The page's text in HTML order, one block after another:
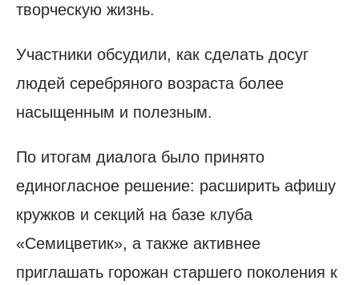
творческую жизнь.
Участники обсудили, как сделать досуг
людей серебряного возраста более
насыщенным и полезным.
По итогам диалога было принято
единогласное решение: расширить афишу
кружков и секций на базе клуба
«Семицветик», а также активнее
приглашать горожан старшего поколения к